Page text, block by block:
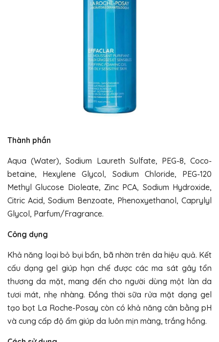
Thành phần
Aqua (Water), Sodium Laureth Sulfate, PEG-8, Coco-
betaine, Hexylene Glycol, Sodium Chloride, PEG-120
Methyl Glucose Dioleate, Zinc PCA, Sodium Hydroxide,
Citric Acid, Sodium Benzoate, Phenoxyethanol, Caprylyl
Glycol, Parfum/Fragrance.
Công dụng
Khả năng loại bỏ bụi bẩn, bã nhờn trên da hiệu quả. Kết
cấu dạng gel giúp hạn chế được các ma sát gây tổn
thương da mặt, mang đến cho người dùng một làn da
tươi mát, nhẹ nhàng. Đồng thời sữa rửa mặt dạng gel
tạo bọt La Roche-Posay còn có khả năng cân bằng pH
và cung cấp độ ẩm giúp da luôn mịn màng, trắng hồng.